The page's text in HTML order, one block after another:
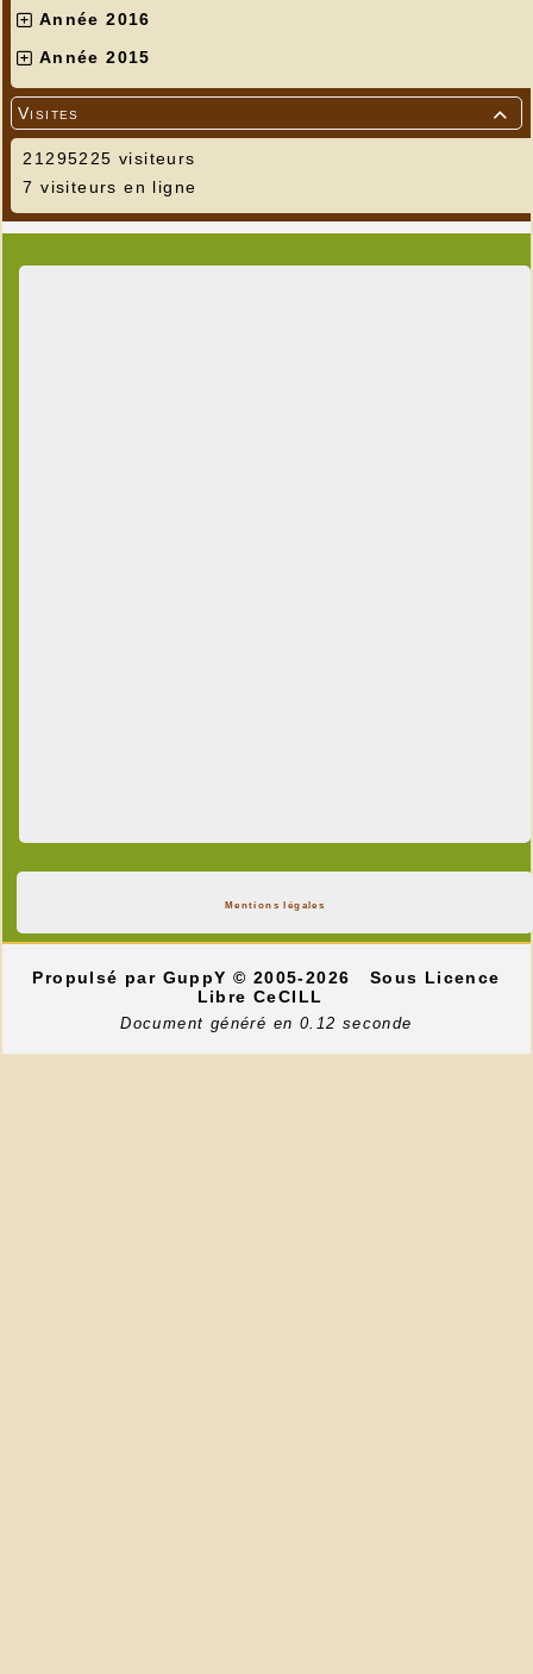
Année 2016
Année 2015

Visites
21295225 visiteurs
7 visiteurs en ligne
Mentions légales
Propulsé par GuppY© 2005-2026
Sous Licence
Libre CeCILL
Document généré en 0.12 seconde